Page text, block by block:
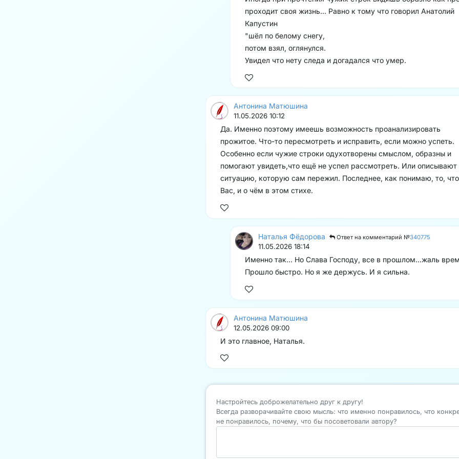
проходит своя жизнь... Равно к тому что говорил Анатолий
Капустин
"шёл по белому снегу,
потом взял, оглянулся.
Увидел что нету следа и догадался что умер.
Антонина Матюшина
11.05.2026 10:12
Да. Именно поэтому имеешь возможность проанализировать
прожитое. Что-то пересмотреть и исправить, если можно успеть.
Особенно если чужие строки одухотворены смыслом, образны и
помогают увидеть,что ещё не успел рассмотреть. Или описывают
ситуацию, которую сам пережил. Последнее, как понимаю, то,
Вас, и о чём в этом стихе.
Наталья Фёдорова Ответ на комментарий №340775
11.05.2026 18:14
Именно так... Но Слава Господу, все в прошлом...жаль
Прошло быстро. Но я же держусь. И я сильна.
Антонина Матюшина
12.05.2026 09:00
И это главное, Наталья.
Настройтесь доброжелательно друг к другу!
Всегда разворачивайте свою мысль: что именно понравилось, что
не понравилось, почему, что бы посоветовали автору?